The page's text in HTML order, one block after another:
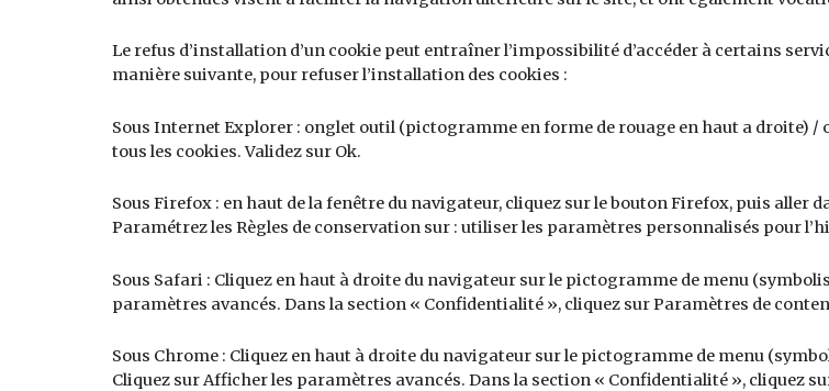
Le refus d’installation d’un cookie peut entraîner l’impossibilité d’accéder à certains
manière suivante, pour refuser l’installation des cookies :
Sous Internet Explorer : onglet outil (pictogramme en forme de rouage en haut a droite)
tous les cookies. Validez sur Ok.
Sous Firefox : en haut de la fenêtre du navigateur, cliquez sur le bouton Firefox, puis aller
Paramétrez les Règles de conservation sur : utiliser les paramètres personnalisés pour
Sous Safari : Cliquez en haut à droite du navigateur sur le pictogramme de menu
paramètres avancés. Dans la section « Confidentialité », cliquez sur Paramètres de
Sous Chrome : Cliquez en haut à droite du navigateur sur le pictogramme de menu
Cliquez sur Afficher les paramètres avancés. Dans la section « Confidentialité », cliquez